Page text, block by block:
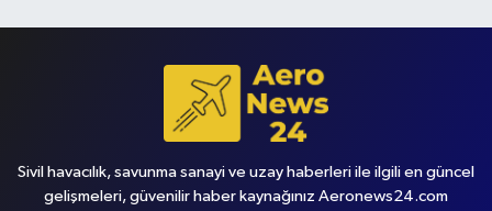
Sivil havacılık, savunma sanayi ve uzay haberleri ile ilgili en güncel
gelişmeleri, güvenilir haber kaynağınız Aeronews24.com